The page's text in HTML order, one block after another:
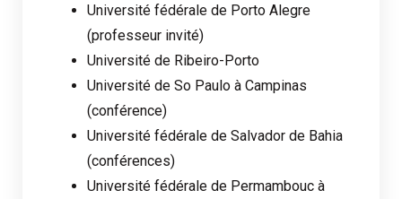
Université fédérale de Porto Alegre
(professeur invité)
Université de Ribeiro-Porto
Université de So Paulo à Campinas
(conférence)
Université fédérale de Salvador de Bahia
(conférences)
Université fédérale de Permambouc à